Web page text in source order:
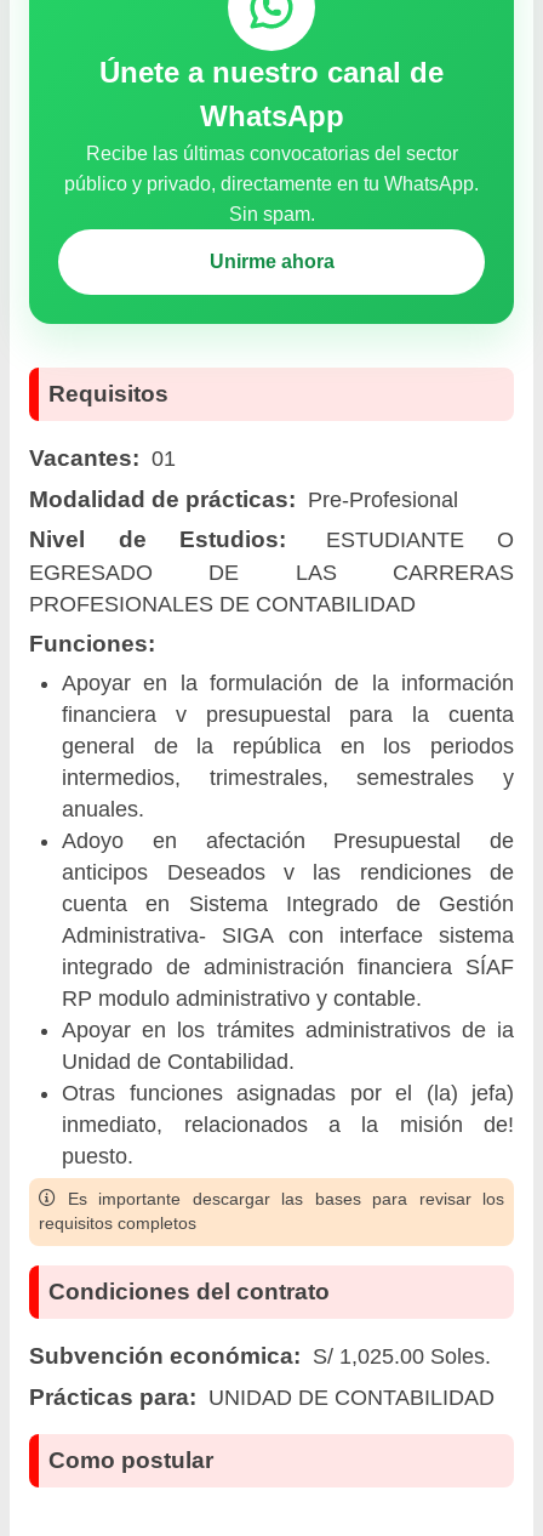
Únete a nuestro canal de
WhatsApp
Recibe las últimas convocatorias del sector
público y privado, directamente en tu WhatsApp.
Sin spam.
Unirme ahora
Requisitos
Vacantes: 01
Modalidad de prácticas: Pre-Profesional
Nivel de Estudios:
ESTUDIANTE O
EGRESADO DE LAS CARRERAS
PROFESIONALES DE CONTABILIDAD
Funciones:
Apoyar en la formulación de la información
financiera v presupuestal para la cuenta
general de la república en los periodos
intermedios, trimestrales, semestrales y
anuales.
Adoyo en afectación Presupuestal de
anticipos Deseados v las rendiciones de
cuenta en Sistema Integrado de Gestión
Administrativa- SIGA con interface sistema
integrado de administración financiera SÍAF
RP modulo administrativo y contable.
Apoyar en los trámites administrativos de ia
Unidad de Contabilidad.
Otras funciones asignadas por el (la) jefa)
inmediato, relacionados a la misión de!
puesto.
Es importante descargar las bases para revisar los
requisitos completos
Condiciones del contrato
Subvención económica: S/ 1,025.00 Soles.
Prácticas para: UNIDAD DE CONTABILIDAD
Como postular